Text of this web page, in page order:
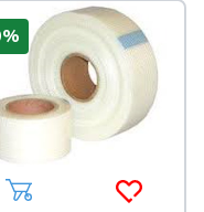
Aggiungi al carrello